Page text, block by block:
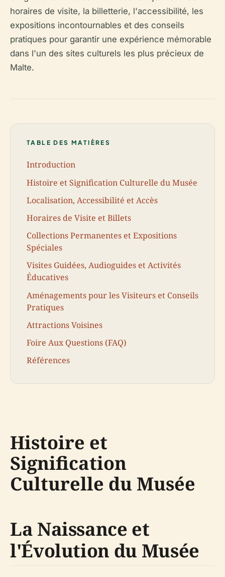
horaires de visite, la billetterie, l'accessibilité, les
expositions incontournables et des conseils
pratiques pour garantir une expérience mémorable
dans l'un des sites culturels les plus précieux de
Malte.
TABLE DES MATIÈRES
Introduction
Histoire et Signification Culturelle du Musée
Localisation, Accessibilité et Accès
Horaires de Visite et Billets
Collections Permanentes et Expositions
Spéciales
Visites Guidées, Audioguides et Activités
Éducatives
Aménagements pour les Visiteurs et Conseils
Pratiques
Attractions Voisines
Foire Aux Questions (FAQ)
Références
Histoire et
Signification
Culturelle du Musée
La Naissance et
l'Évolution du Musée